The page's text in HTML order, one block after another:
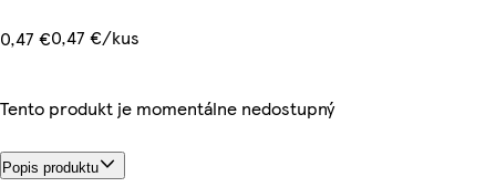
0,47 €0,47 €/kus
Tento produkt je momentálne nedostupný
Popis produktu